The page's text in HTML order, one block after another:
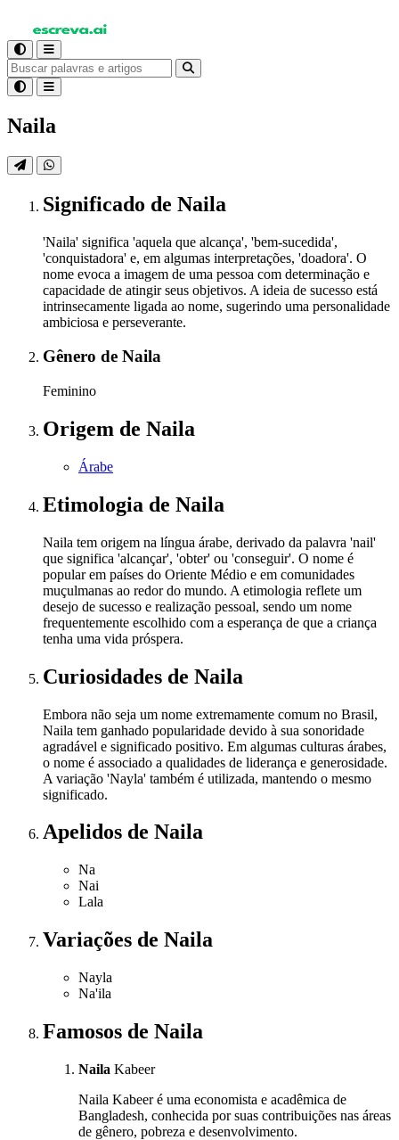
Naila
Significado de Naila
'Naila' significa 'aquela que alcança', 'bem-sucedida',
'conquistadora' e, em algumas interpretações, 'doadora'. O
nome evoca a imagem de uma pessoa com determinação e
capacidade de atingir seus objetivos. A ideia de sucesso está
intrinsecamente ligada ao nome, sugerindo uma personalidade
ambiciosa e perseverante.
Gênero de Naila
Feminino
Origem de Naila
Árabe
Etimologia de Naila
Naila tem origem na língua árabe, derivado da palavra 'nail'
que significa 'alcançar', 'obter' ou 'conseguir'. O nome é
popular em países do Oriente Médio e em comunidades
muçulmanas ao redor do mundo. A etimologia reflete um
desejo de sucesso e realização pessoal, sendo um nome
frequentemente escolhido com a esperança de que a criança
tenha uma vida próspera.
Curiosidades de Naila
Embora não seja um nome extremamente comum no Brasil,
Naila tem ganhado popularidade devido à sua sonoridade
agradável e significado positivo. Em algumas culturas árabes,
o nome é associado a qualidades de liderança e generosidade.
A variação 'Nayla' também é utilizada, mantendo o mesmo
significado.
Apelidos de Naila
Na
Nai
Lala
Variações de Naila
Nayla
Na'ila
Famosos de Naila
Naila Kabeer
Naila Kabeer é uma economista e acadêmica de
Bangladesh, conhecida por suas contribuições nas áreas
de gênero, pobreza e desenvolvimento.